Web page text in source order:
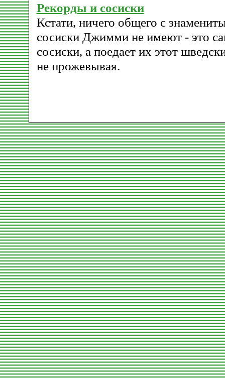
Рекорды и сосиски
Кстати, ничего общего с
сосиски Джимми не имеют - это
сосиски, а поедает их этот
не прожевывая.